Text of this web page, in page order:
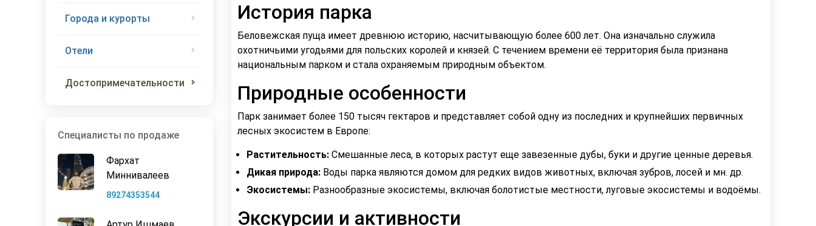
Города и курорты
Отели
Достопримечательности
Специалисты по продаже
Фархат
Миннивалеев
89274353544
История парка
Беловежская пуща имеет древнюю историю, насчитывающую более 600 лет. Она изначально служила
охотничьими угодьями для польских королей и князей. С течением времени её территория была признана
национальным парком и стала охраняемым природным объектом.
Природные особенности
Парк занимает более 150 тысяч гектаров и представляет собой одну из последних и крупнейших первичных
лесных экосистем в Европе:
Растительность: Смешанные леса, в которых растут еще завезенные дубы, буки и другиe ценные деревья.
Дикая природа: Воды парка являются домом для редких видов животных, включая зубров, лосей и мн. др.
Экосистемы: Разнообразные экосистемы, включая болотистые местности, луговые экосистемы и водоёмы.
Экскурсии и активности